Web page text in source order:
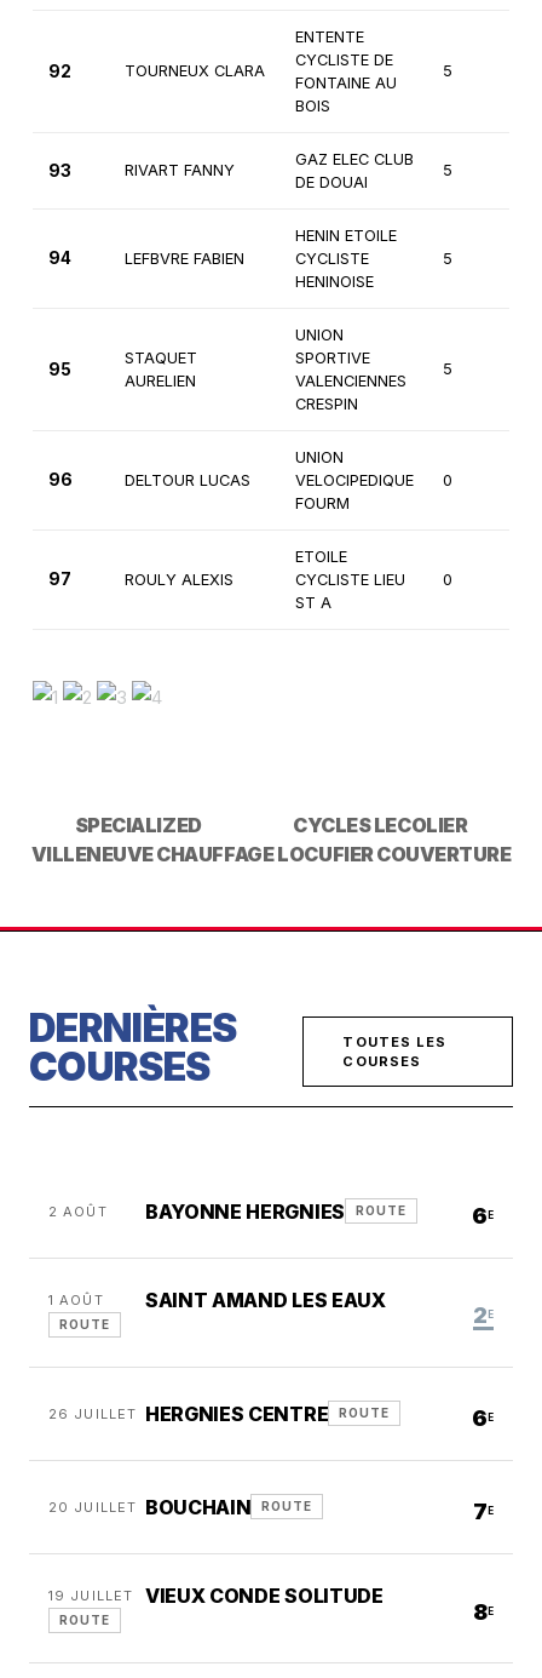
92 TOURNEUX CLARA
ENTENTE
CYCLISTE DE
FONTAINE AU
BOIS
5
93 RIVART FANNY
GAZ ELEC CLUB
DE DOUAI
5
94 LEFBVRE FABIEN
HENIN ETOILE
CYCLISTE
HENINOISE
5
95
STAQUET
AURELIEN
UNION
SPORTIVE
VALENCIENNES
CRESPIN
5
96 DELTOUR LUCAS
UNION
VELOCIPEDIQUE
FOURM
0
97 ROULY ALEXIS
ETOILE
CYCLISTE LIEU
ST A
0
SPECIALIZED
CYCLES LECOLIER
VILLENEUVE CHAUFFAGELOCUFIER COUVERTURE
DERNIÈRES
COURSES
TOUTES LES
COURSES
2 AOÛT BAYONNE HERGNIES ROUTE 6 E
1 AOÛT SAINT AMAND LES EAUX
ROUTE 2 E
26 JUILLET HERGNIES CENTRE ROUTE 6 E
20 JUILLET BOUCHAIN ROUTE 7 E
19 JUILLET VIEUX CONDE SOLITUDE
ROUTE 8E